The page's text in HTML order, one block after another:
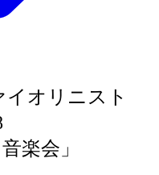
イオリニスト
楽会」